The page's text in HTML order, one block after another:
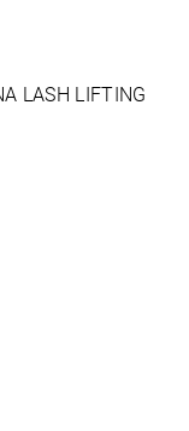
LASH LIFTING